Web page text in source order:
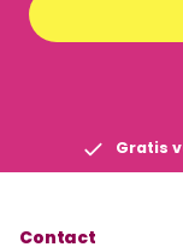
Gratis
Contact